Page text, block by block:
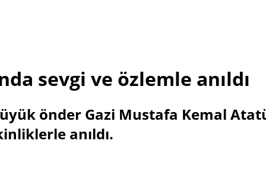
sevgi ve özlemle anıldı
önder Gazi Mustafa Kemal
anıldı.